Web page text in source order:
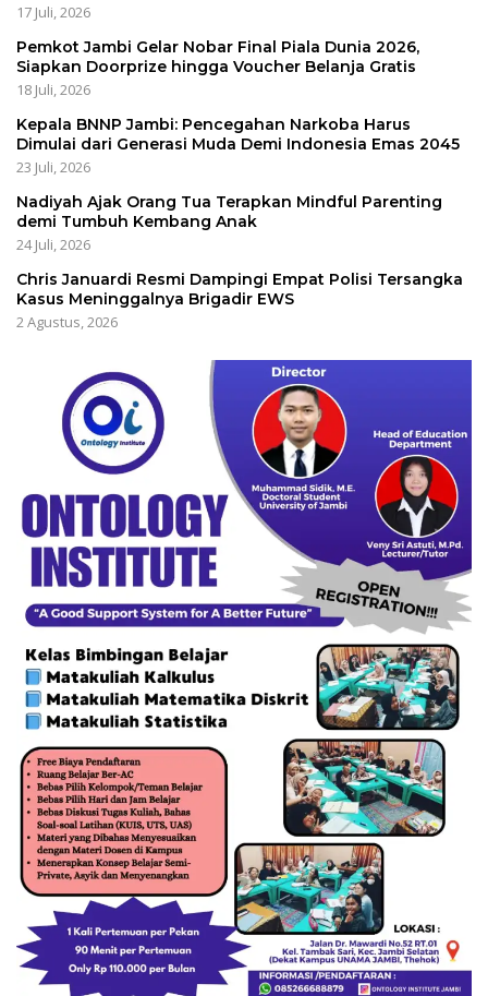
17 Juli, 2026
Pemkot Jambi Gelar Nobar Final Piala Dunia 2026,
Siapkan Doorprize hingga Voucher Belanja Gratis
18 Juli, 2026
Kepala BNNP Jambi: Pencegahan Narkoba Harus
Dimulai dari Generasi Muda Demi Indonesia Emas 2045
23 Juli, 2026
Nadiyah Ajak Orang Tua Terapkan Mindful Parenting
demi Tumbuh Kembang Anak
24 Juli, 2026
Chris Januardi Resmi Dampingi Empat Polisi Tersangka
Kasus Meninggalnya Brigadir EWS
2 Agustus, 2026